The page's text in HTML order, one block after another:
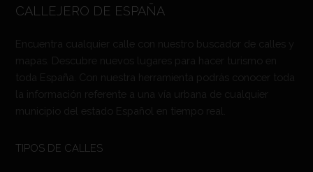
CALLEJERO DE ESPAÑA
Encuentra cualquier calle con nuestro buscador de calles y
mapas. Descubre nuevos lugares para hacer turismo en
toda España. Con nuestra herramienta podrás conocer toda
la información referente a una vía urbana de cualquier
municipio del estado Español en tiempo real.
TIPOS DE CALLES